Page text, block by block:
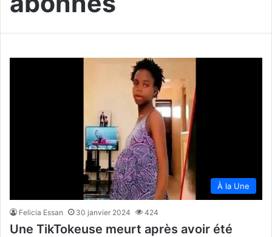
À la Une
Felicia Essan 30 janvier 2024 424
Une TikTokeuse meurt après avoir été